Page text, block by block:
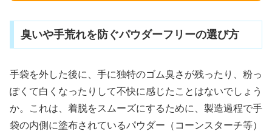
臭いや手荒れを防ぐパウダーフリーの選び方
手袋を外した後に、手に独特のゴム臭さが残ったり、粉っ
ぽくて白くなったりして不快に感じたことはないでしょう
か。これは、着脱をスムーズにするために、製造過程で手
袋の内側に塗布されているパウダー（コーンスターチ等）